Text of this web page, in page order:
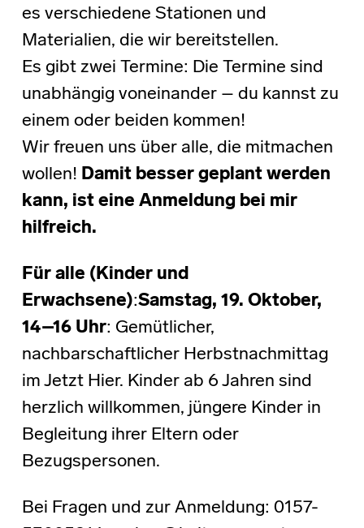
es verschiedene Stationen und
Materialien, die wir bereitstellen.
Es gibt zwei Termine: Die Termine sind
unabhängig voneinander – du kannst zu
einem oder beiden kommen!
Wir freuen uns über alle, die mitmachen
wollen! Damit besser geplant werden
kann, ist eine Anmeldung bei mir
hilfreich.
Für alle (Kinder und
Erwachsene):Samstag, 19. Oktober,
14–16 Uhr: Gemütlicher,
nachbarschaftlicher Herbstnachmittag
im Jetzt Hier. Kinder ab 6 Jahren sind
herzlich willkommen, jüngere Kinder in
Begleitung ihrer Eltern oder
Bezugspersonen.
Bei Fragen und zur Anmeldung: 0157-